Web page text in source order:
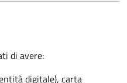
di avere:
digitale), carta